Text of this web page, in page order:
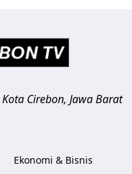
Kota Cirebon, Jawa Barat
Ekonomi & Bisnis